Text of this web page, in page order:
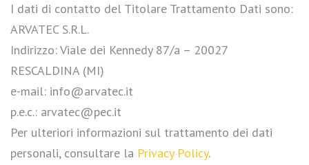
I dati di contatto del Titolare Trattamento Dati sono:
ARVATEC S.R.L.
Indirizzo: Viale dei Kennedy 87/a – 20027
RESCALDINA (MI)
e-mail: info@arvatec.it
p.e.c.: arvatec@pec.it
Per ulteriori informazioni sul trattamento dei dati
personali, consultare la Privacy Policy.